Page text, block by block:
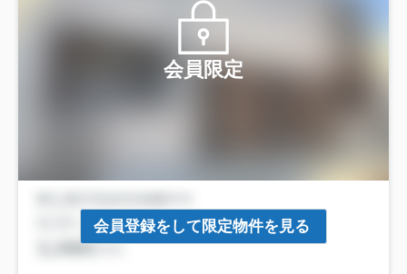
会員限定
会員登録をして限定物件を見る